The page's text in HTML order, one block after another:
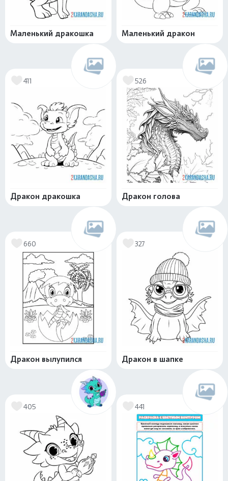
Маленький дракошка Маленький дракон
411
Дракон дракошка
526
Дракон голова
660
Дракон вылупился
327
Дракон в шапке
405 441